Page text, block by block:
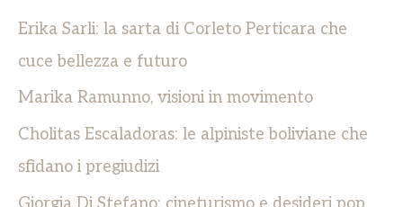
Erika Sarli: la sarta di Corleto Perticara che
cuce bellezza e futuro
Marika Ramunno, visioni in movimento
Cholitas Escaladoras: le alpiniste boliviane che
sfidano i pregiudizi
Giorgia Di Stefano: cineturismo e desideri pop